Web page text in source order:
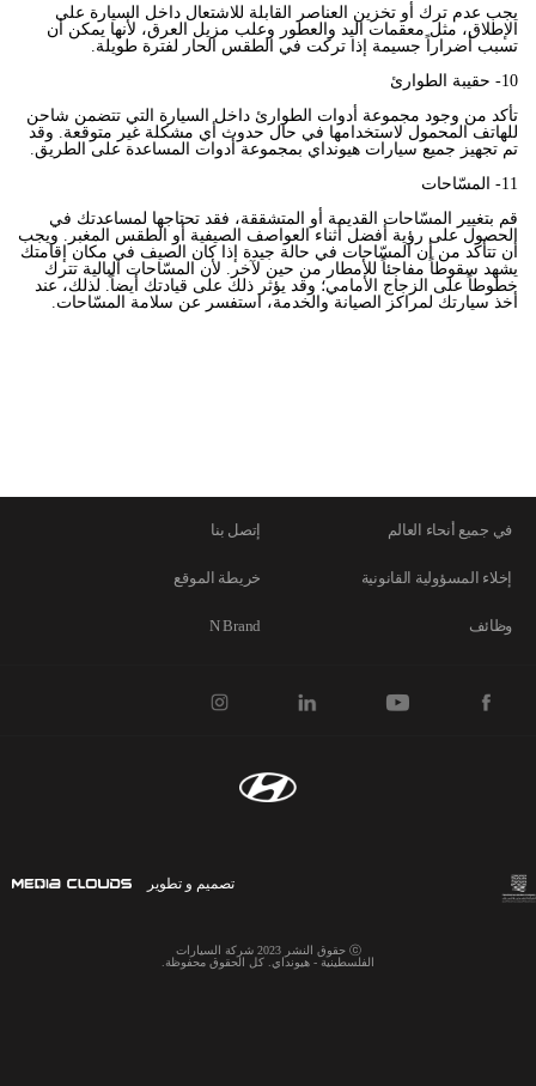
يجب عدم ترك أو تخزين العناصر القابلة للاشتعال داخل السيارة على
الإطلاق، مثل معقمات اليد والعطور وعلب مزيل العرق، لأنها يمكن أن
تسبب أضراراً جسيمة إذا تركت في الطقس الحار لفترة طويلة.
10- حقيبة الطوارئ
تأكد من وجود مجموعة أدوات الطوارئ داخل السيارة التي تتضمن شاحن
للهاتف المحمول لاستخدامها في حال حدوث أي مشكلة غير متوقعة. وقد
تم تجهيز جميع سيارات هيونداي بمجموعة أدوات المساعدة على الطريق.
11 - المسّاحات
قم بتغيير المسّاحات القديمة أو المتشققة، فقد تحتاجها لمساعدتك في
الحصول على رؤية أفضل أثناء العواصف الصيفية أو الطقس المغبر. ويجب
أن تتأكد من أن المسّاحات في حالة جيدة إذا كان الصيف في مكان إقامتك
يشهد سقوطاً مفاجئاً للأمطار من حين لآخر. لأن المسّاحات البالية تترك
خطوطاً على الزجاج الأمامي؛ وقد يؤثر ذلك على قيادتك أيضاً. لذلك، عند
أخذ سيارتك لمراكز الصيانة والخدمة، استفسر عن سلامة المسّاحات.
في جميع أنحاء العالم إتصل بنا
إخلاء المسؤولية القانونية خريطة الموقع
وظائف N Brand
ⓒ حقوق النشر 2023 شركة السيارات
الفلسطينية - هيونداي. كل الحقوق محفوظة.
تصميم و تطوير